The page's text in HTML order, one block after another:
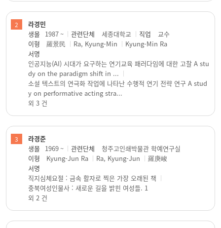
2
라경민
생몰 1987 ~ 관련단체 세종대학교 직업
교수
이형
羅景民 Ra, Kyung-Min
Kyung-Min Ra
서명
인공지능(AI) 시대가 요구하는 연기교육 패러다임에 대한 고찰 A stu
dy on the paradigm shift in ...
소설 텍스트의 연극화 작업에 나타난 수행적 연기 전략 연구 A stud
y on performative acting stra...
외 3 건
3
라경준
생몰 1969 ~ 관련단체
청주고인쇄박물관 학예연구실
이형
Kyung-Jun Ra Ra, Kyung-Jun
羅庚峻
서명
직지심체요절 : 금속 활자로 찍은 가장 오래된 책
충북여성인물사 : 새로운 길을 밝힌 여성들. 1
외 2 건